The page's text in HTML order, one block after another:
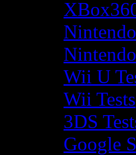
Wii U
Wii Tests
3DS
Google